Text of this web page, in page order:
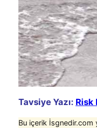
Tavsiye Yazı: Risk
Bu içerik İsgnedir.com